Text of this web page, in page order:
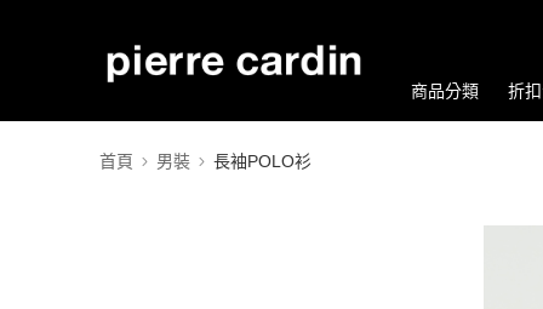
商品分類 折
首頁 男裝 長袖POLO衫